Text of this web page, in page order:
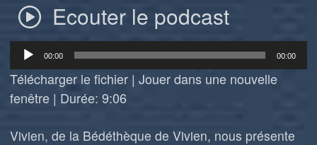
Ecouter le podcast
Lecteur
audio
00:00 00:00
Télécharger le fichier |Jouer dans une nouvelle
fenêtre | Durée: 9:06
Vivien, de la Bédéthèque de Vivien, nous présente